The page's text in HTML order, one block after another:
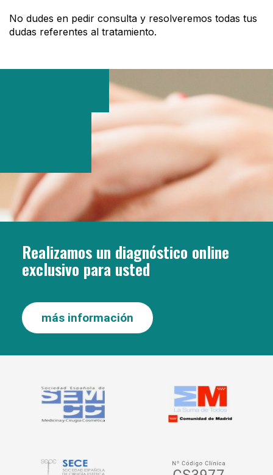
No dudes en pedir consulta y resolveremos todas tus
dudas referentes al tratamiento.
Realizamos un diagnóstico online
exclusivo para usted
más información